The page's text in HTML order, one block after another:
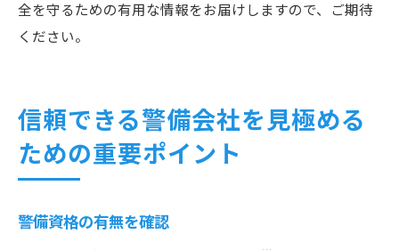
全を守るための有用な情報をお届けしますので、ご期待
ください。
信頼できる警備会社を見極める
ための重要ポイント
警備資格の有無を確認